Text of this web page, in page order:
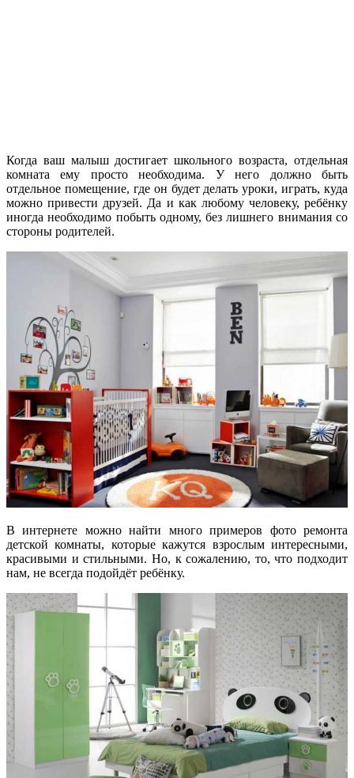
Когда ваш малыш достигает школьного возраста, отдельная
комната ему просто необходима. У него должно быть
отдельное помещение, где он будет делать уроки, играть, куда
можно привести друзей. Да и как любому человеку, ребёнку
иногда необходимо побыть одному, без лишнего внимания со
стороны родителей.
В интернете можно найти много примеров фото ремонта
детской комнаты, которые кажутся взрослым интересными,
красивыми и стильными. Но, к сожалению, то, что подходит
нам, не всегда подойдёт ребёнку.